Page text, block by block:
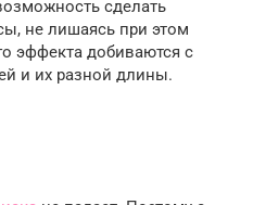
сделать
не лишаясь при этом
эффекта добиваются с
и их разной длины.